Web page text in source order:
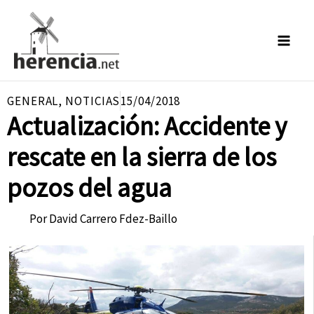
contenido
GENERAL, NOTICIAS15/04/2018
Actualización: Accidente y
rescate en la sierra de los
pozos del agua
PorDavid Carrero Fdez-Baillo